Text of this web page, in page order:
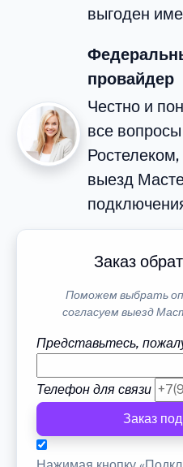
выгоден
провайдер
Честно и
все
выезд
Заказ
Поможем выбрать
согласуем выезд
Представьтесь,
Телефон для связи
Заказ